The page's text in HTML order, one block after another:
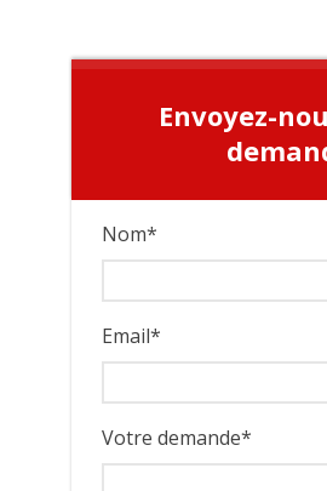
Envoyez-
Nom*
Email*
Votre demande*